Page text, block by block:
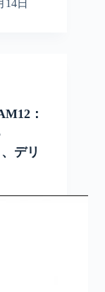
14日
：
デリ